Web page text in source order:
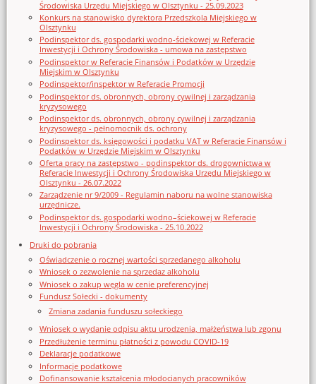
Środowiska Urzędu Miejskiego w Olsztynku - 25.09.2023
Konkurs na stanowisko dyrektora Przedszkola Miejskiego w
Olsztynku
Podinspektor ds. gospodarki wodno-ściekowej w Referacie
Inwestycji i Ochrony Środowiska - umowa na zastępstwo
Podinspektor w Referacie Finansów i Podatków w Urzędzie
Miejskim w Olsztynku
Podinspektor/inspektor w Referacie Promocji
Podinspektor ds. obronnych, obrony cywilnej i zarządzania
kryzysowego
Podinspektor ds. obronnych, obrony cywilnej i zarządzania
kryzysowego - pełnomocnik ds. ochrony
Podinspektor ds. księgowości i podatku VAT w Referacie Finansów i
Podatków w Urzędzie Miejskim w Olsztynku
Oferta pracy na zastępstwo - podinspektor ds. drogownictwa w
Referacie Inwestycji i Ochrony Środowiska Urzędu Miejskiego w
Olsztynku - 26.07.2022
Zarządzenie nr 9/2009 - Regulamin naboru na wolne stanowiska
urzędnicze.
Podinspektor ds. gospodarki wodno–ściekowej w Referacie
Inwestycji i Ochrony Środowiska - 25.10.2022
Druki do pobrania
Oświadczenie o rocznej wartości sprzedanego alkoholu
Wniosek o zezwolenie na sprzedaz alkoholu
Wniosek o zakup węgla w cenie preferencyjnej
Fundusz Sołecki - dokumenty
Zmiana zadania funduszu sołeckiego
Wniosek o wydanie odpisu aktu urodzenia, małżeństwa lub zgonu
Przedłużenie terminu płatności z powodu COVID-19
Deklaracje podatkowe
Informacje podatkowe
Dofinansowanie kształcenia młodocianych pracowników